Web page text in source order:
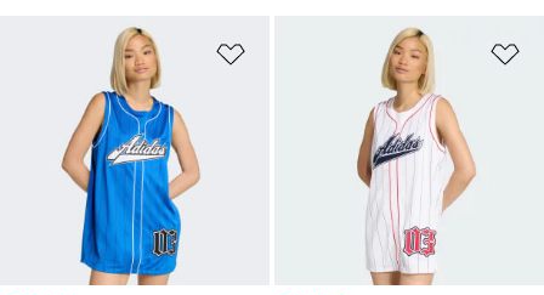
Añadir a la lista de deseos